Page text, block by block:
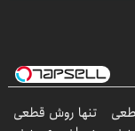
تنها روش قطعی